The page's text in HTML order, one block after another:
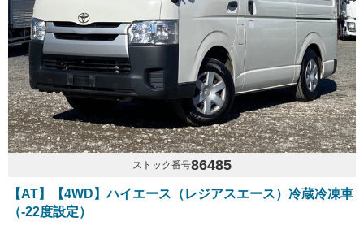
ストック番号86485
【AT】【4WD】ハイエース（レジアスエース）冷蔵冷凍車
（-22度設定）